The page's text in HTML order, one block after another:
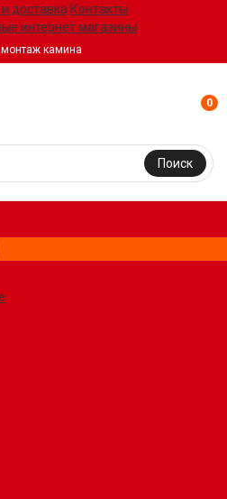
доставка Контакты
интернет магазины
камина
Поиск
0